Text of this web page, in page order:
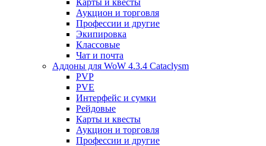
Карты и квесты
Аукцион и торговля
Профессии и другие
Экипировка
Классовые
Чат и почта
Аддоны для WoW 4.3.4 Cataclysm
PVP
PVE
Интерфейс и сумки
Рейдовые
Карты и квесты
Аукцион и торговля
Профессии и другие